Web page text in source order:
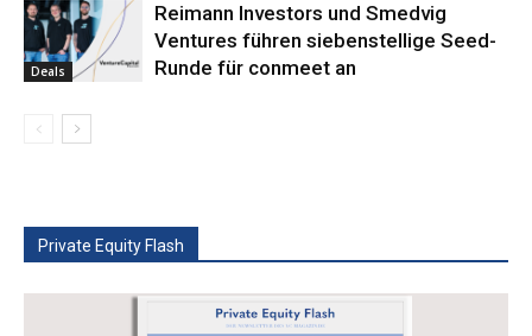
Deals
Reimann Investors und Smedvig
Ventures führen siebenstellige Seed-
Runde für conmeet an
Private Equity Flash